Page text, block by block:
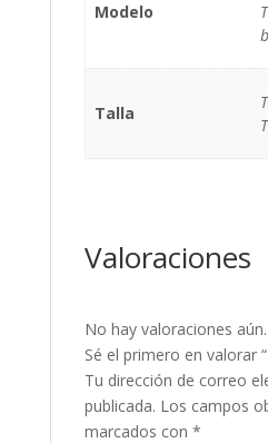
Modelo
Talla
Valoraciones
No hay valoraciones aún.
Sé el primero en valorar
Tu dirección de correo
publicada. Los campos
marcados con *